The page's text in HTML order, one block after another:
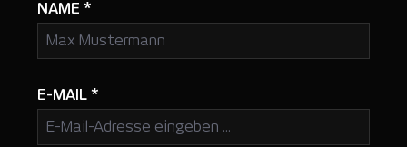
NAME *
E-MAIL *